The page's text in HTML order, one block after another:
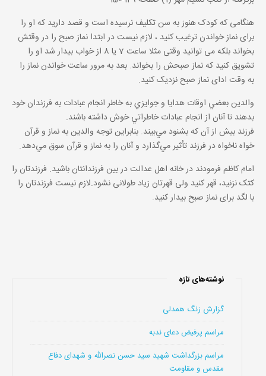
هنگامی که کودک هنوز به سن تکلیف نرسیده است و قصد دارید که او را
برای نماز خواندن ترغیب کنید ، لازم نیست در ابتدا نماز صبح را در وقتش
بخواند بلکه می توانید وقتی مثلا ساعت 7 یا 8 از خواب بیدار شد او را
تشویق کنید که نماز صبحش را بخواند. بعد به مرور ساعت خواندن نماز را
به وقت ادای نماز صبح نزدیک کنید.
والدین بعضي اوقات هدايا و جوايزي به خاطر انجام عبادات به فرزندان خود
بدهند تا آنان از انجام عبادات خاطراتي خوش داشته باشند.
فرزند بيش از آن كه بشنود مي‌بيند. بنابراين توجه والدين به نماز و قرآن
خواه ناخواه در فرزند تأثير مي‌گذارد و آنان را به نماز و قرآن سوق مي‌دهد.
امام کاظم فرمودند در خانه اهل عدالت در بین فرزندانتان باشید. فرزندتان را
کتک نزنید، قهر کنید ولی قهرتان زیاد طولانی نشود.لازم نیست فرزندتان را
با لگد برای نماز صبح بیدار کنید.
نوشته‌های تازه
گزارش زنگ همدلی
مراسم پرفیض دعای ندبه
مراسم بزرگداشت شهید سید حسن نصرالله و شهدای دفاع
مقدس و مقاومت